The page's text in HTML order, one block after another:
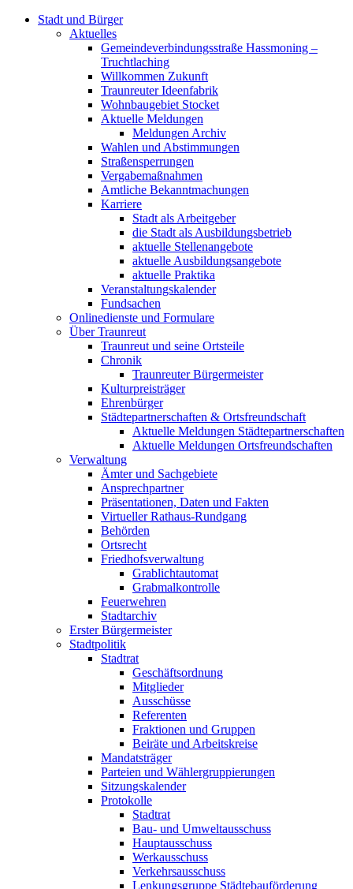
Stadt und Bürger
Aktuelles
Gemeindeverbindungsstraße Hassmoning –
Truchtlaching
Willkommen Zukunft
Traunreuter Ideenfabrik
Wohnbaugebiet Stocket
Aktuelle Meldungen
Meldungen Archiv
Wahlen und Abstimmungen
Straßensperrungen
Vergabemaßnahmen
Amtliche Bekanntmachungen
Karriere
Stadt als Arbeitgeber
die Stadt als Ausbildungsbetrieb
aktuelle Stellenangebote
aktuelle Ausbildungsangebote
aktuelle Praktika
Veranstaltungskalender
Fundsachen
Onlinedienste und Formulare
Über Traunreut
Traunreut und seine Ortsteile
Chronik
Traunreuter Bürgermeister
Kulturpreisträger
Ehrenbürger
Städtepartnerschaften & Ortsfreundschaft
Aktuelle Meldungen Städtepartnerschaften
Aktuelle Meldungen Ortsfreundschaften
Verwaltung
Ämter und Sachgebiete
Ansprechpartner
Präsentationen, Daten und Fakten
Virtueller Rathaus-Rundgang
Behörden
Ortsrecht
Friedhofsverwaltung
Grablichtautomat
Grabmalkontrolle
Feuerwehren
Stadtarchiv
Erster Bürgermeister
Stadtpolitik
Stadtrat
Geschäftsordnung
Mitglieder
Ausschüsse
Referenten
Fraktionen und Gruppen
Beiräte und Arbeitskreise
Mandatsträger
Parteien und Wählergruppierungen
Sitzungskalender
Protokolle
Stadtrat
Bau- und Umweltausschuss
Hauptausschuss
Werkausschuss
Verkehrsausschuss
Lenkungsgruppe Städtebauförderung